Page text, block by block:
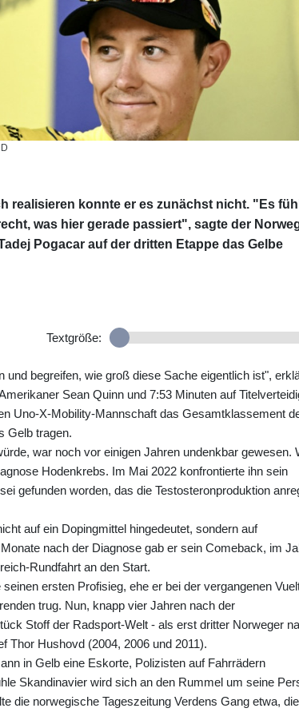
realisieren konnte er es zunächst nicht. "Es
was hier gerade passiert", sagte der
Pogacar auf der dritten Etappe das Gelbe
Textgröße:
begreifen, wie groß diese Sache eigentlich ist",
Sean Quinn und 7:53 Minuten auf
Uno-X-Mobility-Mannschaft das Gesamtklassement
Gelb tragen.
war noch vor einigen Jahren undenkbar gewesen.
Hodenkrebs. Im Mai 2022 konfrontierte ihn sein
gefunden worden, das die Testosteronproduktion
auf ein Dopingmittel hingedeutet, sondern auf
nach der Diagnose gab er sein Comeback, im
Rundfahrt an den Start.
ersten Profisieg, ehe er bei der vergangenen
trug. Nun, knapp vier Jahren nach der
Stoff der Radsport-Welt - als erst dritter Norweger
Thor Hushovd (2004, 2006 und 2011).
in Gelb eine Eskorte, Polizisten auf Fahrrädern
Skandinavier wird sich an den Rummel um seine
die norwegische Tageszeitung Verdens Gang etwa, die